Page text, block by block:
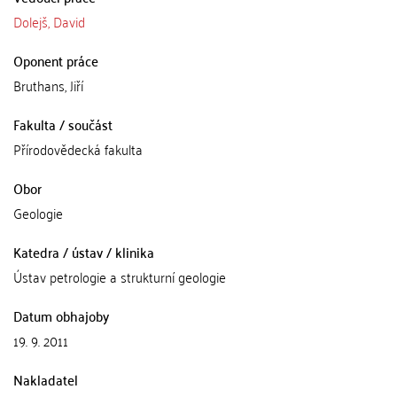
Dolejš, David
Oponent práce
Bruthans, Jiří
Fakulta / součást
Přírodovědecká fakulta
Obor
Geologie
Katedra / ústav / klinika
Ústav petrologie a strukturní geologie
Datum obhajoby
19. 9. 2011
Nakladatel